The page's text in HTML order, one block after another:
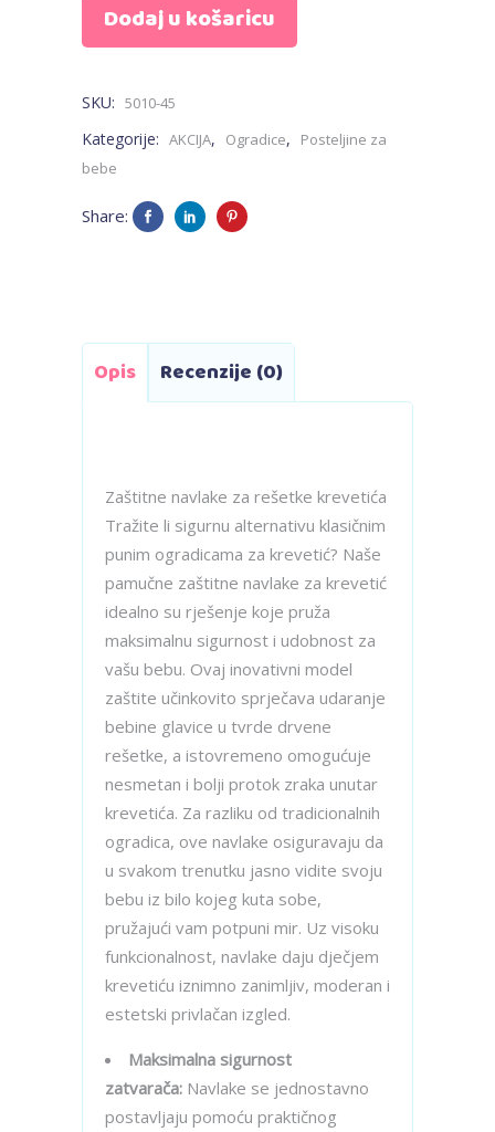
za
-
bijela,
jednobojna
Dodaj u košaricu
SKU: 5010-45
Kategorije: AKCIJA, Ogradice,
Posteljine za
bebe
Share:
Opis Recenzije (0)
Zaštitne navlake za rešetke krevetića
Tražite li sigurnu alternativu klasičnim
punim ogradicama za krevetić? Naše
pamučne zaštitne navlake za krevetić
idealno su rješenje koje pruža
maksimalnu sigurnost i udobnost za
vašu bebu. Ovaj inovativni model
zaštite učinkovito sprječava udaranje
bebine glavice u tvrde drvene
rešetke, a istovremeno omogućuje
nesmetan i bolji protok zraka unutar
krevetića. Za razliku od tradicionalnih
ogradica, ove navlake osiguravaju da
u svakom trenutku jasno vidite svoju
bebu iz bilo kojeg kuta sobe,
pružajući vam potpuni mir. Uz visoku
funkcionalnost, navlake daju dječjem
krevetiću iznimno zanimljiv, moderan i
estetski privlačan izgled.
Maksimalna sigurnost
zatvarača: Navlake se jednostavno
postavljaju pomoću praktičnog